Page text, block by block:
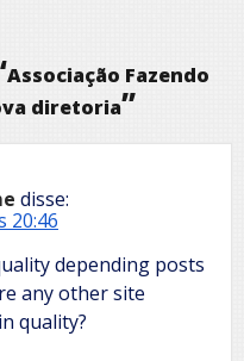
Associação Fazendo
diretoria”
disse:
20:46
depending posts
any other site
quality?